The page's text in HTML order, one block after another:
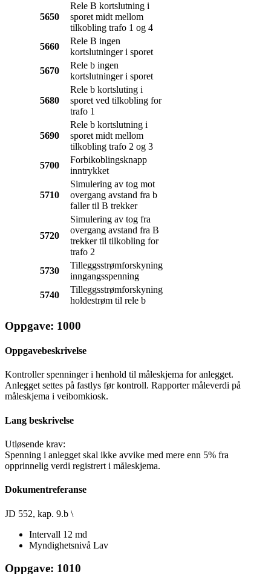
5650
Rele B kortslutning i
sporet midt mellom
tilkobling trafo 1 og 4
5660
Rele B ingen
kortslutninger i sporet
5670
Rele b ingen
kortslutninger i sporet
5680
Rele b kortsluting i
sporet ved tilkobling for
trafo 1
5690
Rele b kortslutning i
sporet midt mellom
tilkobling trafo 2 og 3
5700
Forbikoblingsknapp
inntrykket
5710
Simulering av tog mot
overgang avstand fra b
faller til B trekker
5720
Simulering av tog fra
overgang avstand fra B
trekker til tilkobling for
trafo 2
5730
Tilleggsstrømforskyning
inngangsspenning
5740
Tilleggsstrømforskyning
holdestrøm til rele b
Oppgave: 1000
Oppgavebeskrivelse
Kontroller spenninger i henhold til måleskjema for anlegget.
Anlegget settes på fastlys før kontroll. Rapporter måleverdi på
måleskjema i veibomkiosk.
Lang beskrivelse
Utløsende krav:
Spenning i anlegget skal ikke avvike med mere enn 5% fra
opprinnelig verdi registrert i måleskjema.
Dokumentreferanse
JD 552, kap. 9.b \
Intervall 12 md
Myndighetsnivå Lav
Oppgave: 1010